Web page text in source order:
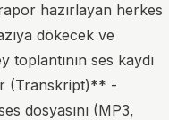
hazırlayan herkes
dökecek ve
ses kaydı
(Transkript)** -
dosyasını (MP3,